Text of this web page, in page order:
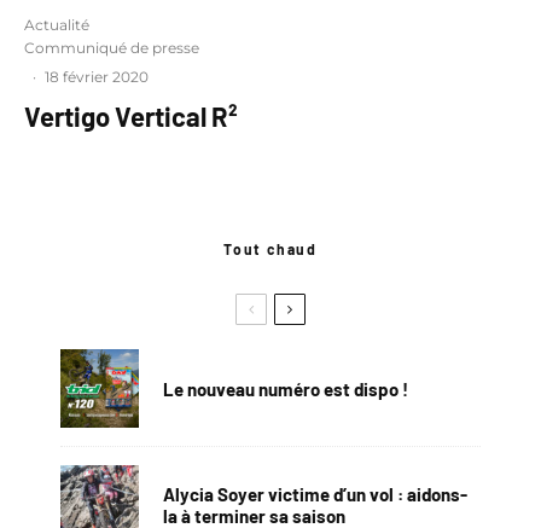
Actualité
Communiqué de presse
· 18 février 2020
Vertigo Vertical R²
Tout chaud
Le nouveau numéro est dispo !
Alycia Soyer victime d’un vol : aidons-
la à terminer sa saison